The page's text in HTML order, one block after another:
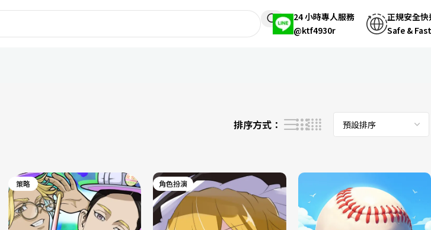
24 小時專人服務
@ktf4930r
正規安全快
Safe & Fast
排序方式：
策略 角色扮演